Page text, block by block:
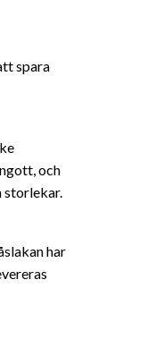
spara
och
storlekar.
har